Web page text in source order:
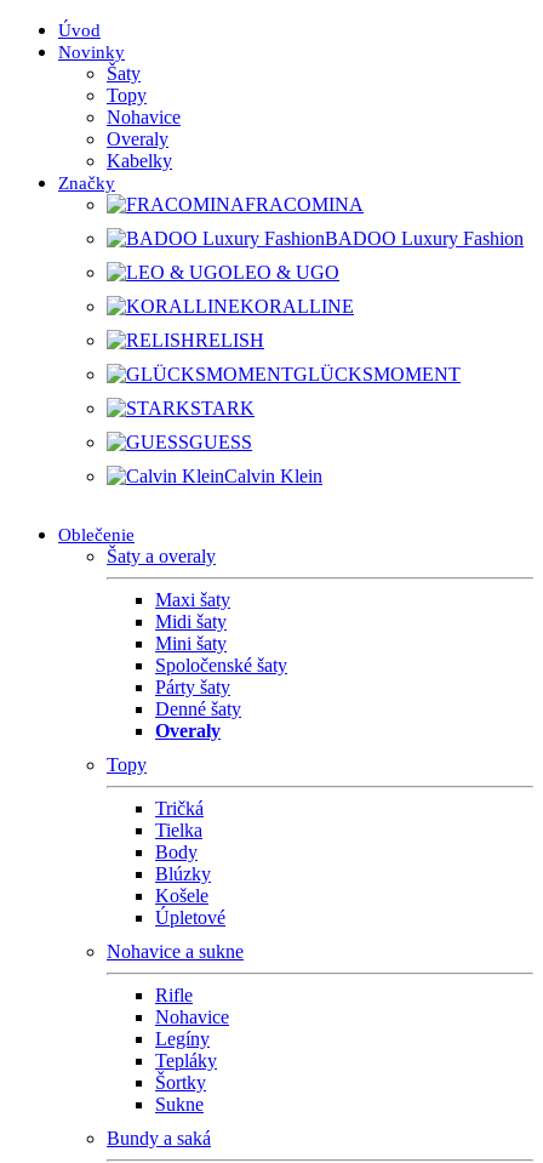
Úvod
Novinky
Šaty
Topy
Nohavice
Overaly
Kabelky
Značky
FRACOMINA
BADOO Luxury Fashion
LEO & UGO
KORALLINE
RELISH
GLÜCKSMOMENT
STARK
GUESS
Calvin Klein
Oblečenie
Šaty a overaly
Maxi šaty
Midi šaty
Mini šaty
Spoločenské šaty
Párty šaty
Denné šaty
Overaly
Topy
Tričká
Tielka
Body
Blúzky
Košele
Úpletové
Nohavice a sukne
Rifle
Nohavice
Legíny
Tepláky
Šortky
Sukne
Bundy a saká